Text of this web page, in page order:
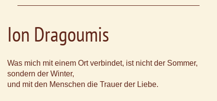
Ion Dragoumis
Was mich mit einem Ort verbindet, ist nicht der Sommer,
sondern der Winter,
und mit den Menschen die Trauer der Liebe.